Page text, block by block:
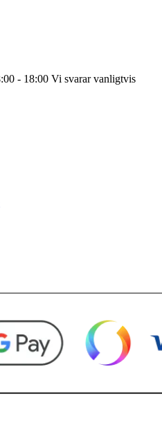
- 18:00 Vi svarar vanligtvis